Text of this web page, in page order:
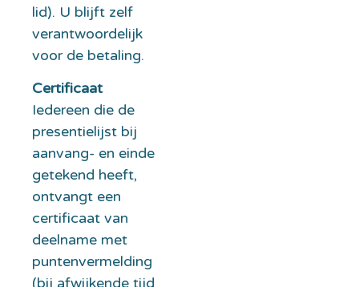
lid). U blijft zelf
verantwoordelijk
voor de betaling.
Certificaat
Iedereen die de
presentielijst bij
aanvang- en einde
getekend heeft,
ontvangt een
certificaat van
deelname met
puntenvermelding
(bij afwijkende tijd